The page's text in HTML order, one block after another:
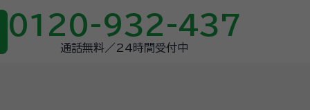
0120-932-437
通話無料／24時間受付中